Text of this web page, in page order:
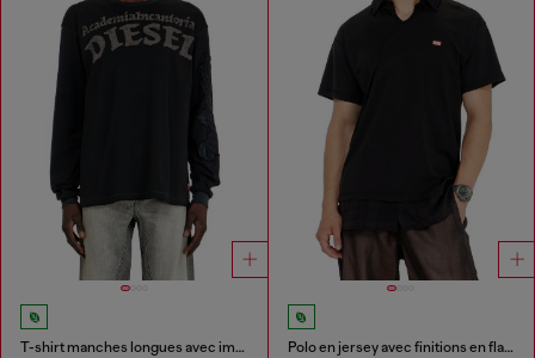
T-shirt manches longues avec imprimés et patchs Polo en jersey avec finitions en flanelle à carreaux